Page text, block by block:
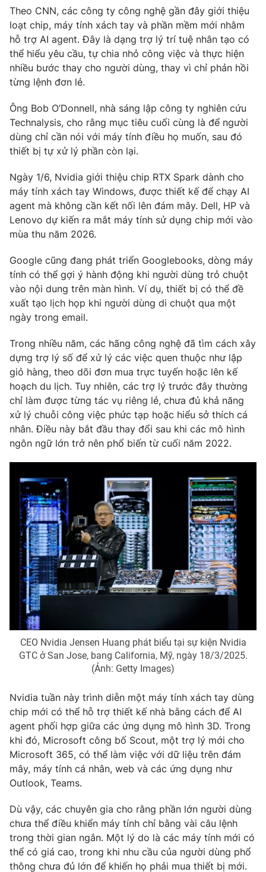
Tư vấn
Chuyên mục khác
Emagazine Podcast
Video Shorts video
VTV Sức khoẻ Bất động sản
Thị trường 24h
VTV4 Vươn mình bằng AI
VTV9 VTV8
THỜI BÁO VTV
Cơ quan chủ quản:
Đài Truyền hình Việt Nam
Cơ quan báo chí:
Thời báo VTV
Giấy phép hoạt động báo in và báo điện tử số 483/GP-BTTTT
cấp ngày 29/12/2023
Tổng Biên tập:Vũ Thanh Thủy
Phó Tổng Biên tập:Nguyễn Thị Mỹ Hạnh, Phạm Quốc Thắng,
Nguyễn Trọng Ninh
Tổng đài VTV:024.38 355 931 - 024.38 355 932
Ðiện thoại Thời báo VTV:
Email:toasoan@vtv.vn
Liên hệ quảng cáo:024-7300.7108
® Cấm sao chép dưới mọi hình thức nếu không có sự chấp
thuận bằng văn bản. Ghi rõ nguồn VTV.vn khi phát hành lại
thông tin từ website này.
Theo CNN, các công ty công nghệ gần đây giới thiệu
loạt chip, máy tính xách tay và phần mềm mới nhằm
hỗ trợ AI agent. Đây là dạng trợ lý trí tuệ nhân tạo có
thể hiểu yêu cầu, tự chia nhỏ công việc và thực hiện
nhiều bước thay cho người dùng, thay vì chỉ phản hồi
từng lệnh đơn lẻ.
Ông Bob O’Donnell, nhà sáng lập công ty nghiên cứu
Technalysis, cho rằng mục tiêu cuối cùng là để người
dùng chỉ cần nói với máy tính điều họ muốn, sau đó
thiết bị tự xử lý phần còn lại.
Ngày 1/6, Nvidia giới thiệu chip RTX Spark dành cho
máy tính xách tay Windows, được thiết kế để chạy AI
agent mà không cần kết nối lên đám mây. Dell, HP và
Lenovo dự kiến ra mắt máy tính sử dụng chip mới vào
mùa thu năm 2026.
Google cũng đang phát triển Googlebooks, dòng máy
tính có thể gợi ý hành động khi người dùng trỏ chuột
vào nội dung trên màn hình. Ví dụ, thiết bị có thể đề
xuất tạo lịch họp khi người dùng di chuột qua một
ngày trong email.
Trong nhiều năm, các hãng công nghệ đã tìm cách xây
dựng trợ lý số để xử lý các việc quen thuộc như lập
giỏ hàng, theo dõi đơn mua trực tuyến hoặc lên kế
hoạch du lịch. Tuy nhiên, các trợ lý trước đây thường
chỉ làm được từng tác vụ riêng lẻ, chưa đủ khả năng
xử lý chuỗi công việc phức tạp hoặc hiểu sở thích cá
nhân. Điều này bắt đầu thay đổi sau khi các mô hình
ngôn ngữ lớn trở nên phổ biến từ cuối năm 2022.
CEO Nvidia Jensen Huang phát biểu tại sự kiện Nvidia
GTC ở San Jose, bang California, Mỹ, ngày 18/3/2025.
(Ảnh: Getty Images)
Nvidia tuần này trình diễn một máy tính xách tay dùng
chip mới có thể hỗ trợ thiết kế nhà bằng cách để AI
agent phối hợp giữa các ứng dụng mô hình 3D. Trong
khi đó, Microsoft công bố Scout, một trợ lý mới cho
Microsoft 365, có thể làm việc với dữ liệu trên đám
mây, máy tính cá nhân, web và các ứng dụng như
Outlook, Teams.
Dù vậy, các chuyên gia cho rằng phần lớn người dùng
chưa thể điều khiển máy tính chỉ bằng vài câu lệnh
trong thời gian ngắn. Một lý do là các máy tính mới có
thể có giá cao, trong khi nhu cầu của người dùng phổ
thông chưa đủ lớn để khiến họ phải mua thiết bị mới.